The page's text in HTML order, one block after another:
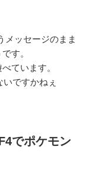
メッセージのまま
す。
ています。
ですかねぇ
でポケモン